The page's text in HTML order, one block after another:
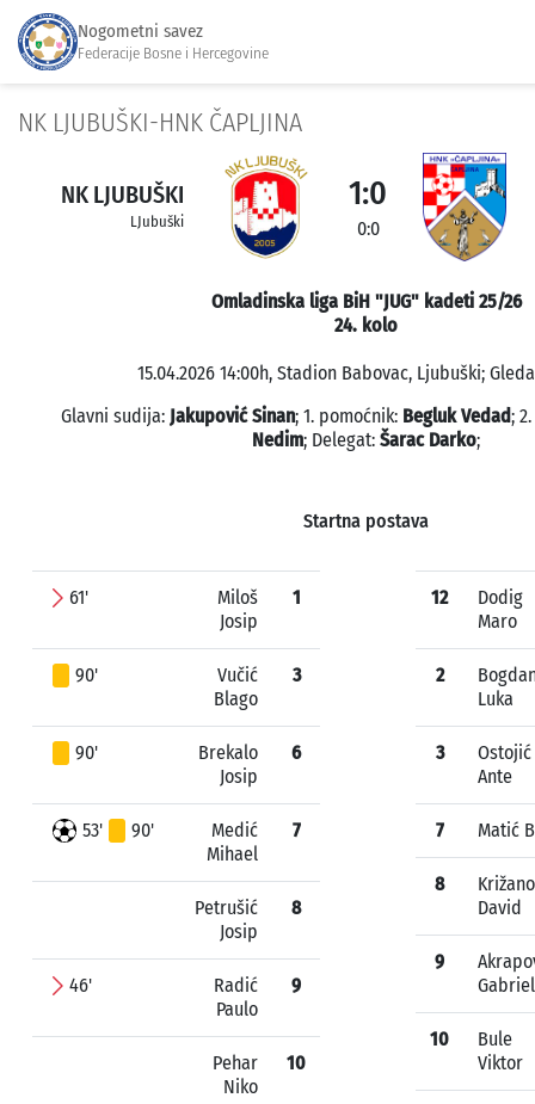
Nogometni savez
Federacije Bosne i Hercegovine
NK LJUBUŠKI-HNK ČAPLJINA
NK LJUBUŠKI
LJubuški
1:0
0:0
Omladinska liga BiH "JUG" kadeti 25/26
24. kolo
15.04.2026 14:00h, Stadion Babovac, Ljubuški;
Glavni sudija: Jakupović Sinan; 1. pomoćnik: Begluk Vedad;
Nedim; Delegat: Šarac Darko;
Startna postava
61'
Miloš
Josip
1
90'
Vučić
Blago
3
90'
Brekalo
Josip
6
53' 90'
Medić
Mihael
7
Petrušić
Josip
8
46'
Radić
Paulo
9
Pehar
Niko
10
12
Dodig
Maro
2
Luka
3
Ostojić
Ante
7 Matić
8
David
9
Gabriel
10
Bule
Viktor